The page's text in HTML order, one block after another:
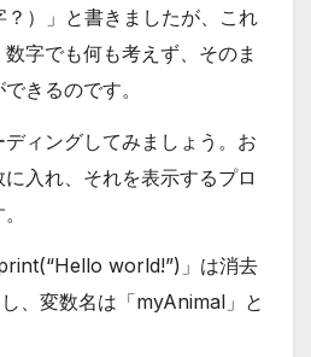
？）」と書きましたが、これ
字でも何も考えず、そのま
きるのです。
ィングしてみましょう。お
入れ、それを表示するプロ
world!”)」は消去
、変数名は「myAnimal」と